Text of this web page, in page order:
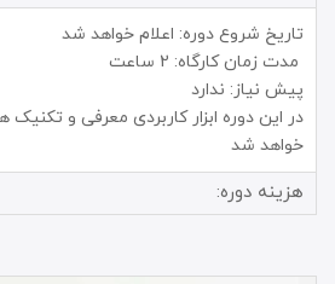
تاریخ شروع دوره: اعلام خواهد شد
مدت زمان کارگاه: 2 ساعت
پیش نیاز: ندارد
در این دوره ابزار کاربردی معرفی و تکنیک
خواهد شد
هزینه دوره: